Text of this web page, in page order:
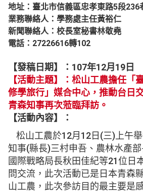
地址：臺北市信義區忠孝東路5段236
業務聯絡人：學務處主任黃裕仁
新聞聯絡人：校長室秘書林敬堯
電話：27226616轉102
【發稿日期】：107年12月19日
【活動主題】：松山工農擔任「
修學旅行」媒合中心，推動台日
青森知事再次蒞臨拜訪。
【活動內容】：
松山工農於12月12日(三)上午
知事(縣長)三村申吾、農林水產
國際戰略局長秋田佳紀等21位日
問交流，此次活動已是日本青森
山工農，此次參訪目的最主要是